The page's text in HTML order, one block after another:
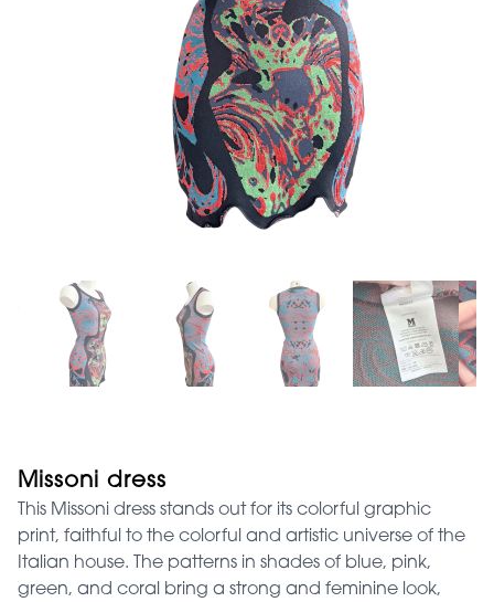
Missoni dress
This Missoni dress stands out for its colorful graphic
print, faithful to the colorful and artistic universe of the
Italian house. The patterns in shades of blue, pink,
green, and coral bring a strong and feminine look,